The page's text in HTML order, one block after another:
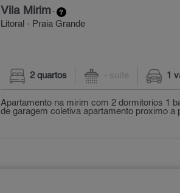
Vila Mirim-
Litoral - Praia Grande
2 quartos - suíte 1
Apartamento na mirim com 2 dormitorios 1
de garagem coletiva apartamento proximo a